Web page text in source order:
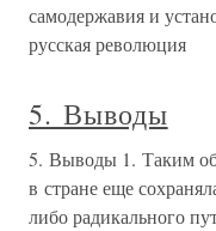
самодержавия и
русская революция
5. Выводы
5. Выводы 1. Таким
в стране еще
либо радикального